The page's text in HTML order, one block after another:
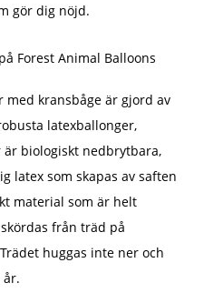
gör dig nöjd.
Forest Animal Balloons
med kransbåge är gjord av
latexballonger,
biologiskt nedbrytbara,
latex som skapas av saften
material som är helt
från träd på
huggas inte ner och
år.